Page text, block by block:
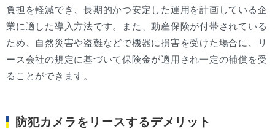
負担を軽減でき、長期的かつ安定した運用を計画している企
業に適した導入方法です。また、動産保険が付帯されている
ため、自然災害や盗難などで機器に損害を受けた場合に、リ
ース会社の規定に基づいて保険金が適用され一定の補償を受
ることができます。
防犯カメラをリースするデメリット